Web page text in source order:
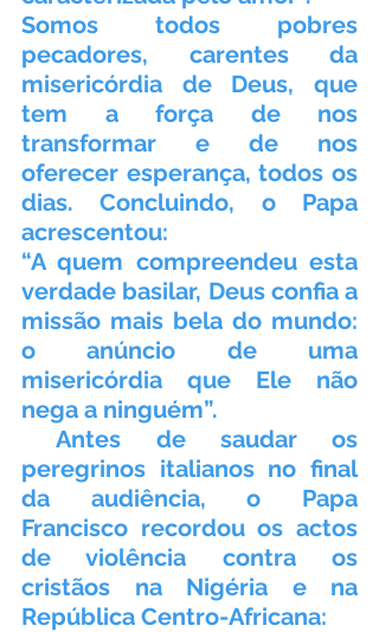
Somos todos pobres
pecadores, carentes da
misericórdia de Deus, que
tem a força de nos
transformar e de nos
oferecer esperança, todos os
dias. Concluindo, o Papa
acrescentou:
“A quem compreendeu esta
verdade basilar, Deus confia a
missão mais bela do mundo:
o anúncio de uma
misericórdia que Ele não
nega a ninguém”.
Antes de saudar os
peregrinos italianos no final
da audiência, o Papa
Francisco recordou os actos
de violência contra os
cristãos na Nigéria e na
República Centro-Africana: